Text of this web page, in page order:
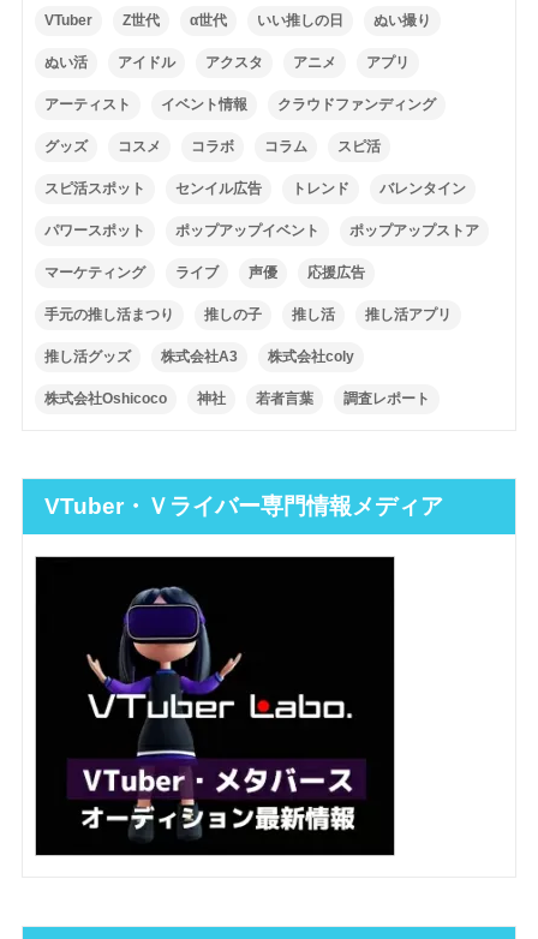
VTuber Z世代 α世代 いい推しの日 ぬい撮り
ぬい活 アイドル アクスタ アニメ アプリ
アーティスト イベント情報 クラウドファンディング
グッズ コスメ コラボ コラム スピ活
スピ活スポット センイル広告 トレンド バレンタイン
パワースポット ポップアップイベント ポップアップストア
マーケティング ライブ 声優 応援広告
手元の推し活まつり 推しの子 推し活 推し活アプリ
推し活グッズ 株式会社A3 株式会社coly
株式会社Oshicoco 神社 若者言葉 調査レポート
VTuber・Ｖライバー専門情報メディア